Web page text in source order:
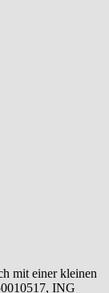
mit einer kleinen
ING